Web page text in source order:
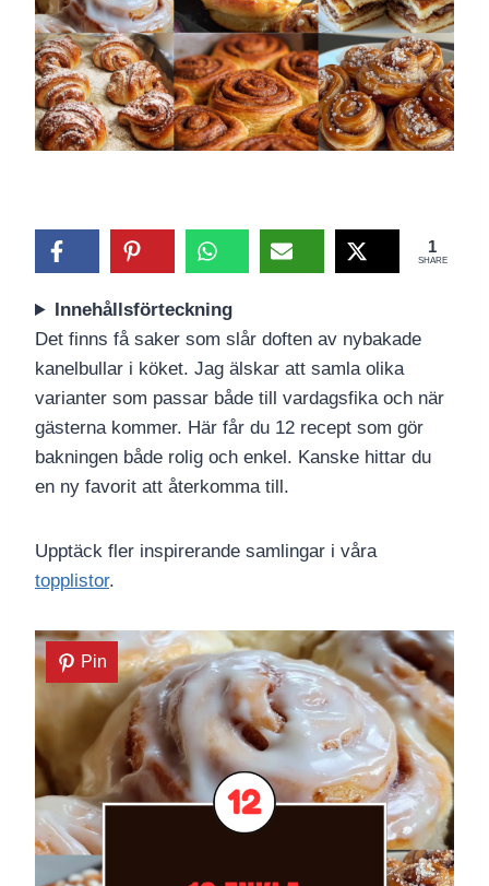
1
SHARE
Innehållsförteckning
Det finns få saker som slår doften av nybakade
kanelbullar i köket. Jag älskar att samla olika
varianter som passar både till vardagsfika och när
gästerna kommer. Här får du 12 recept som gör
bakningen både rolig och enkel. Kanske hittar du
en ny favorit att återkomma till.
Upptäck fler inspirerande samlingar i våra
topplistor.
Pin